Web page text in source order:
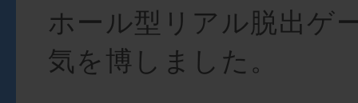
ホール型リアル脱出ゲ
気を博しました。